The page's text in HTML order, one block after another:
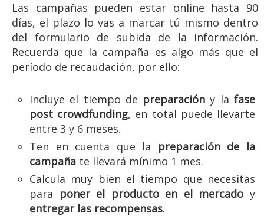
Las campañas pueden estar online hasta 90
días, el plazo lo vas a marcar tú mismo dentro
del formulario de subida de la información.
Recuerda que la campaña es algo más que el
período de recaudación, por ello:
Incluye el tiempo de preparación y lafase
post crowdfunding, en total puede llevarte
entre 3 y 6 meses.
Ten en cuenta que la preparación de la
campaña te llevará mínimo 1 mes.
Calcula muy bien el tiempo que necesitas
para poner el producto en el mercado y
entregar las recompensas.